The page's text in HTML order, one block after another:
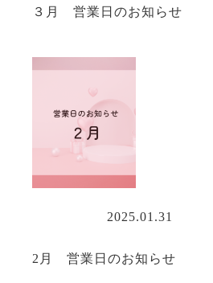
３月 営業日のお知らせ
2025.01.31
2月 営業日のお知らせ